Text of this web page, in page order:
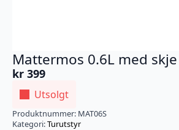
Mattermos 0.6L med skje
kr 399
Utsolgt
Produktnummer: MAT06S
Kategori:Turutstyr